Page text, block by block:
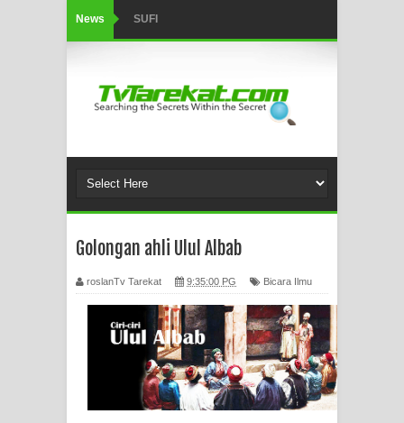
News SUFI
HIKMAH AL-HIKAM IMAM IBNU
AHLI SUFFAH: GOLONGAN SUFI
PERTAMA DI ZAMAN RASULULLAH
SAW?
Integritas amanah.
WAHDATUL WUJUD (IBNU ARABI)
DAN WAHDATUS SYUHUD (AHMAD
Golongan ahli Ulul Albab
roslanTv Tarekat 9:35:00 PG Bicara Ilmu